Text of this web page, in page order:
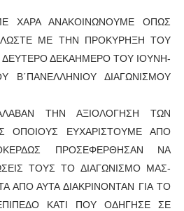
ΧΑΡΑ ΑΝΑΚΟΙΝΩΝΟΥΜΕ ΟΠΩΣ
ΜΕ ΤΗΝ ΠΡΟΚΥΡΗΞΗ ΤΟΥ
ΔΕΚΑΗΜΕΡΟ ΤΟΥ ΙΟΥΝΗ-
Β΄ΠΑΝΕΛΛΗΝΙΟΥ ΔΙΑΓΩΝΙΣΜΟΥ
ΤΗΝ ΑΞΙΟΛΟΓΗΣΗ ΤΩΝ
ΟΠΟΙΟΥΣ ΕΥΧΑΡΙΣΤΟΥΜΕ ΑΠΟ
ΠΡΟΣΕΦΕΡΘΗΣΑΝ ΝΑ
ΤΟΥΣ ΤΟ ΔΙΑΓΩΝΙΣΜΟ ΜΑΣ-
ΑΠΟ ΑΥΤΑ ΔΙΑΚΡΙΝΟΝΤΑΝ ΓΙΑ ΤΟ
ΚΑΤΙ ΠΟΥ ΟΔΗΓΗΣΕ ΣΕ